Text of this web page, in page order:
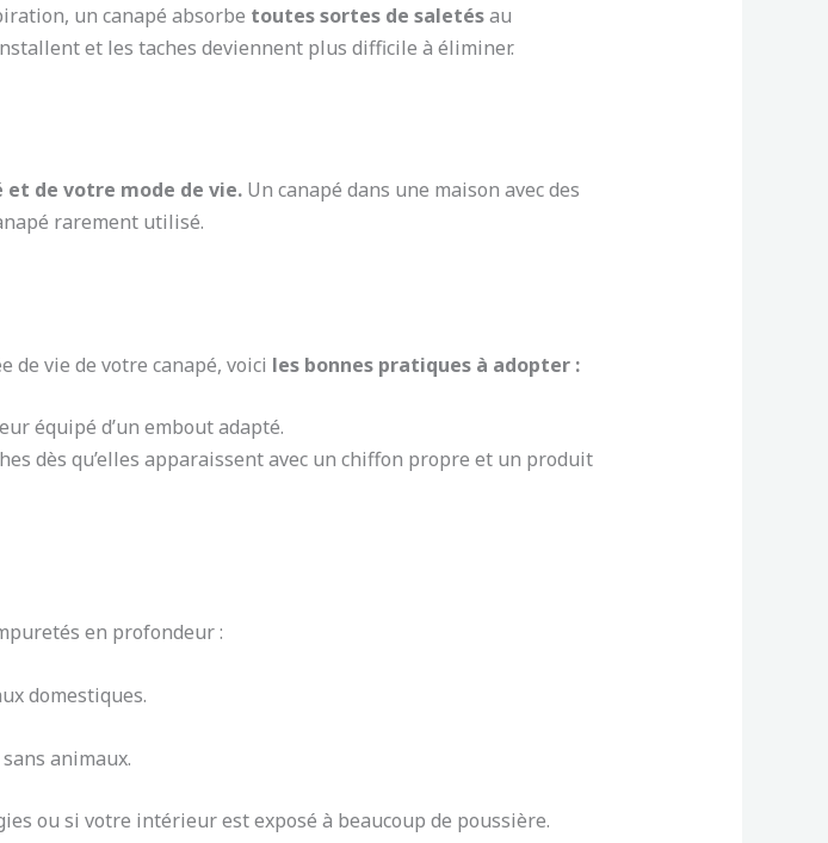
un canapé absorbe toutes sortes de saletésau
et les taches deviennent plus difficile à éliminer.
et de votre mode de vie. Un canapé dans une maison avec des
rarement utilisé.
de vie de votre canapé, voici les bonnes pratiques à adopter :
équipé d’un embout adapté.
dès qu’elles apparaissent avec un chiffon propre et un produit
en profondeur :
domestiques.
animaux.
ou si votre intérieur est exposé à beaucoup de poussière.